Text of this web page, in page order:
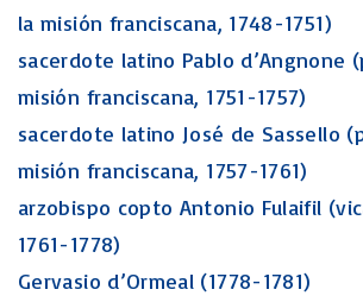
la misión franciscana, 1748-1751)
sacerdote latino Pablo d’Angnone
misión franciscana, 1751-1757)
sacerdote latino José de Sassello
misión franciscana, 1757-1761)
arzobispo copto Antonio Fulaifil
1761-1778)
Gervasio d’Ormeal (1778-1781)